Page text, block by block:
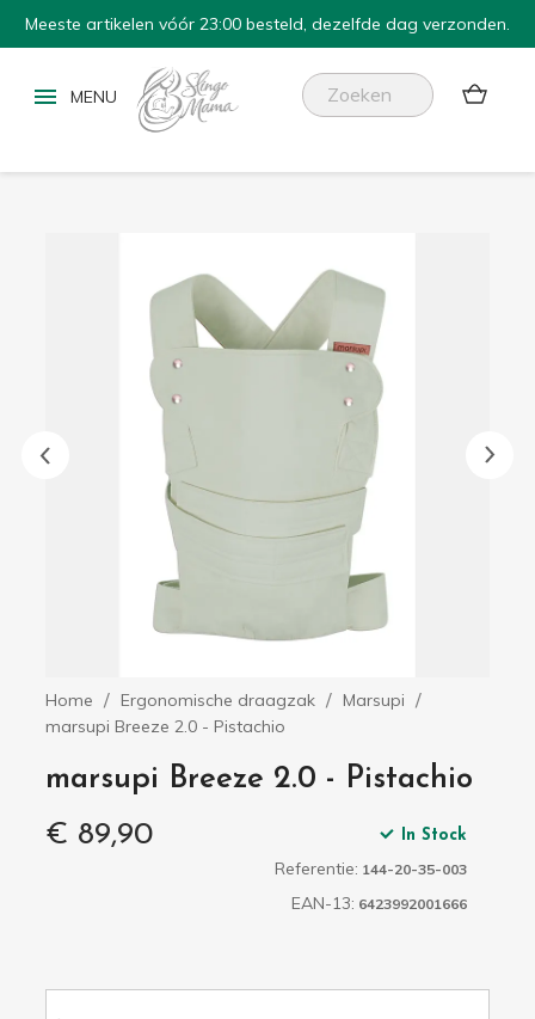
Meeste artikelen vóór 23:00 besteld, dezelfde dag verzonden.

Home Ergonomische draagzak
Marsupi
marsupi Breeze 2.0 - Pistachio
marsupi Breeze 2.0 - Pistachio
€ 89,90
In Stock
Referentie: 144-20-35-003
EAN-13: 6423992001666